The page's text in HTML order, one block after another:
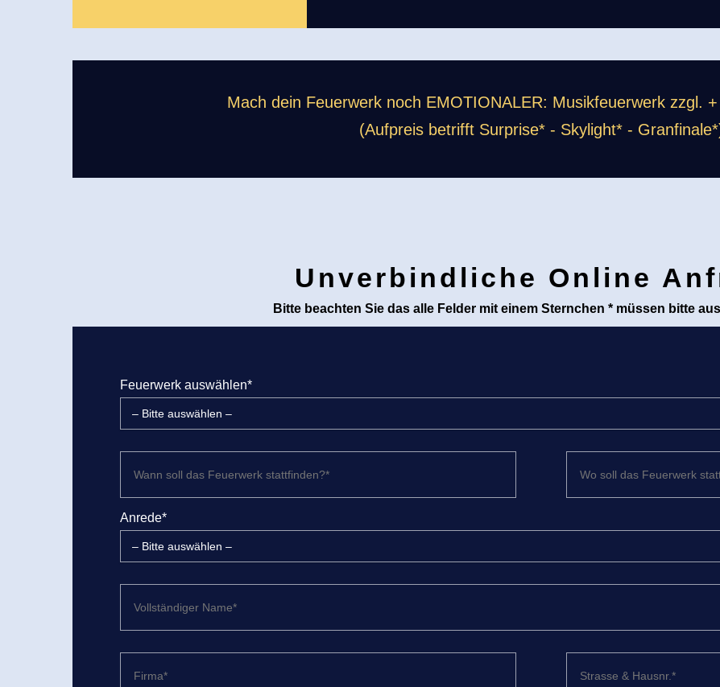
Mach dein Feuerwerk noch EMOTIONALER: Musikfeuerwerk zzgl.
(Aufpreis betrifft Surprise* - Skylight* -
Unverbindliche Online
Bitte beachten Sie das alle Felder mit einem Sternchen * müssen bitte
Feuerwerk auswählen*
Anrede*